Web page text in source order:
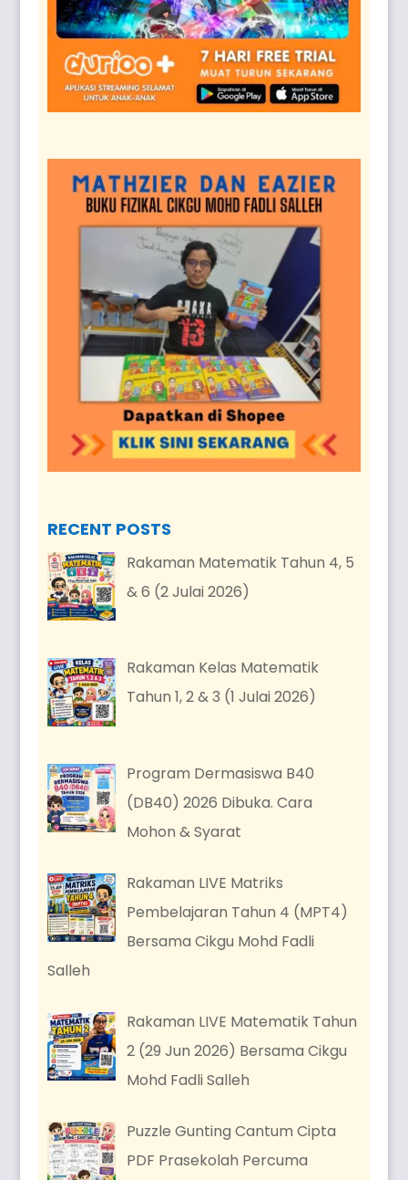
RECENT POSTS
Rakaman Matematik Tahun 4, 5
& 6 (2 Julai 2026)
Rakaman Kelas Matematik
Tahun 1, 2 & 3 (1 Julai 2026)
Program Dermasiswa B40
(DB40) 2026 Dibuka. Cara
Mohon & Syarat
Rakaman LIVE Matriks
Pembelajaran Tahun 4 (MPT4)
Bersama Cikgu Mohd Fadli
Salleh
Rakaman LIVE Matematik Tahun
2 (29 Jun 2026) Bersama Cikgu
Mohd Fadli Salleh
Puzzle Gunting Cantum Cipta
PDF Prasekolah Percuma